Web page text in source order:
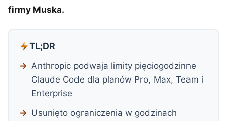
firmy Muska.
TL;DR
Anthropic podwaja limity pięciogodzinne
Claude Code dla planów Pro, Max, Team i
Enterprise
Usunięto ograniczenia w godzinach